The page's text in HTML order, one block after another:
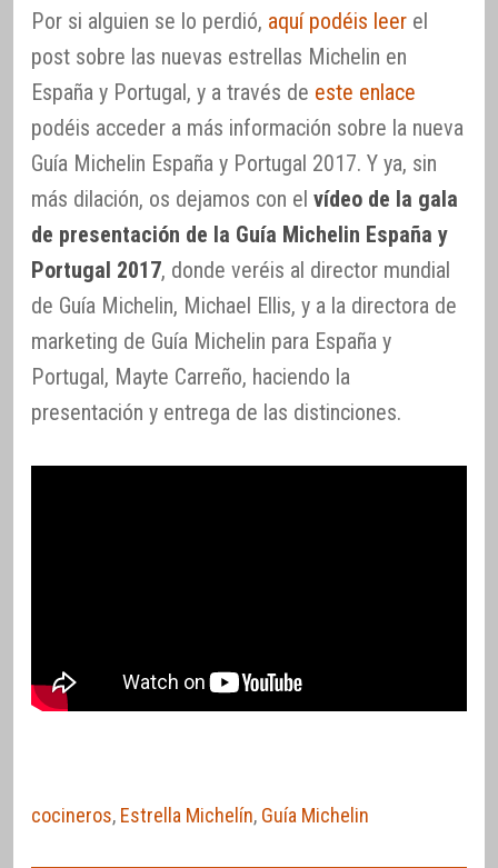
Por si alguien se lo perdió, aquí podéis leer el
post sobre las nuevas estrellas Michelin en
España y Portugal, y a través de este enlace
podéis acceder a más información sobre la nueva
Guía Michelin España y Portugal 2017. Y ya, sin
más dilación, os dejamos con el vídeo de la gala
de presentación de la Guía Michelin España y
Portugal 2017, donde veréis al director mundial
de Guía Michelin, Michael Ellis, y a la directora de
marketing de Guía Michelin para España y
Portugal, Mayte Carreño, haciendo la
presentación y entrega de las distinciones.
cocineros, Estrella Michelín, Guía Michelin